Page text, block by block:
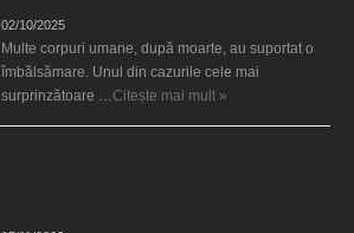
02/10/2025
Multe corpuri umane, după moarte, au suportat o
îmbălsămare. Unul din cazurile cele mai
surprinzătoare … Citește mai mult »